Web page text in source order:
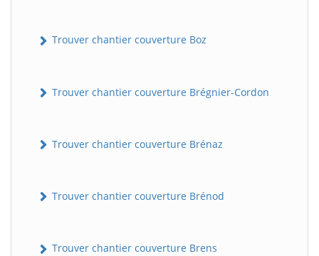
Trouver chantier couverture Boz
Trouver chantier couverture Brégnier-Cordon
Trouver chantier couverture Brénaz
Trouver chantier couverture Brénod
Trouver chantier couverture Brens